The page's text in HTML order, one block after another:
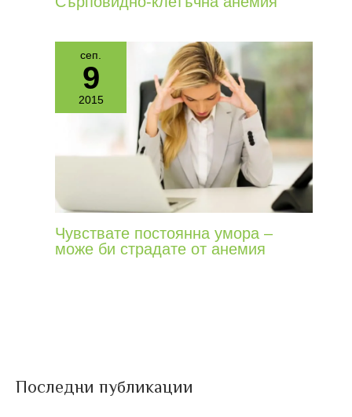
сеп.
9
2015
Чувствате постоянна умора –
може би страдате от анемия
Последни публикации